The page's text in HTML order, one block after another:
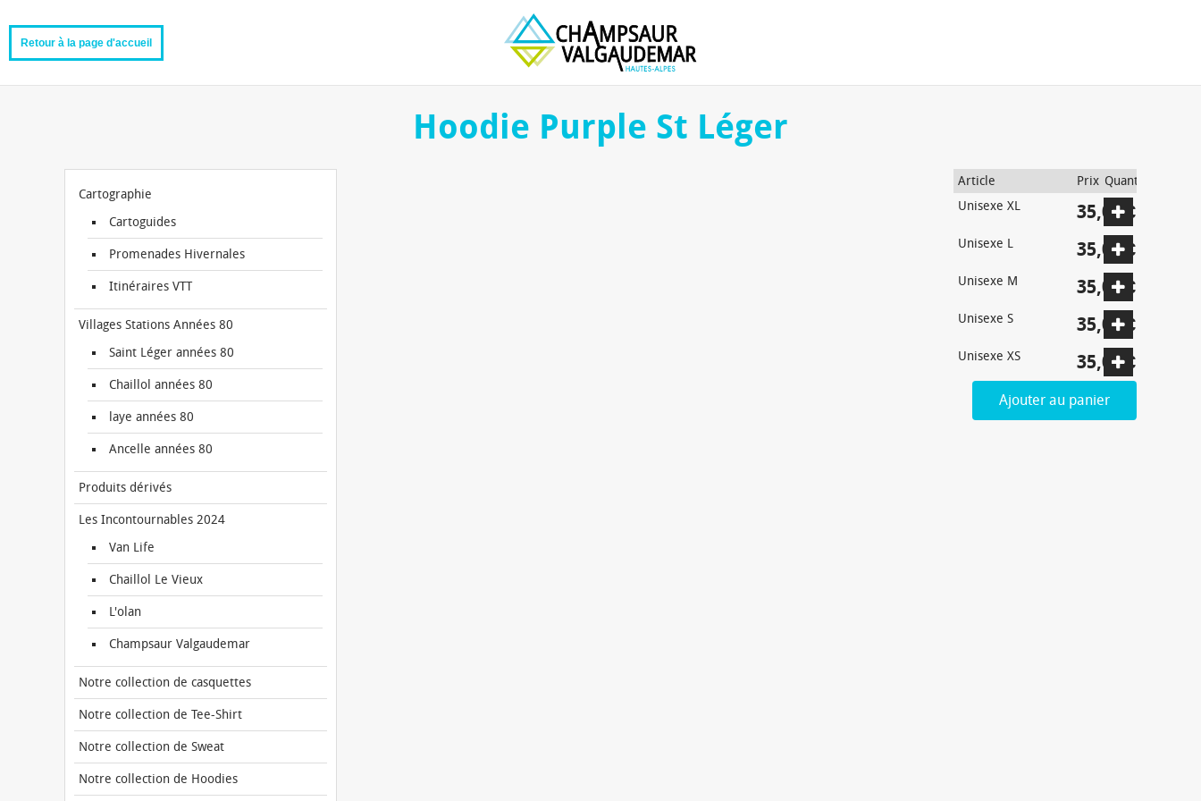
Retour à la page d'accueil
Hoodie Purple St Léger
Cartographie
Cartoguides
Promenades Hivernales
Itinéraires VTT
Villages Stations Années 80
Saint Léger années 80
Chaillol années 80
laye années 80
Ancelle années 80
Produits dérivés
Les Incontournables 2024
Van Life
Chaillol Le Vieux
L'olan
Champsaur Valgaudemar
Notre collection de casquettes
Notre collection de Tee-Shirt
Notre collection de Sweat
Notre collection de Hoodies
Article Prix Quantité
Unisexe XL
35,00 €
Unisexe L 35,00 €
Unisexe M 35,00 €
Unisexe S 35,00 €
Unisexe XS 35,00 €